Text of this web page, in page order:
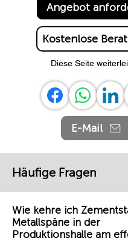
Angebot
Kostenlose
Diese Seite
E-Mail
Häufige Fragen
Wie kehre ich
Metallspäne in der
Produktionshalle am